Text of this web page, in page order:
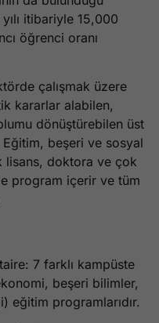
itibariyle 15,000
öğrenci oranı
çalışmak üzere
kararlar alabilen,
dönüştürebilen üst
beşeri ve sosyal
lisans, doktora ve çok
program içerir ve tüm
7 farklı kampüste
beşeri bilimler,
eğitim programlarıdır.